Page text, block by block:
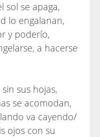
sol se apaga,
lo engalanan,
y poderío,
a hacerse
sus hojas,
se acomodan,
va cayendo/
ojos con su